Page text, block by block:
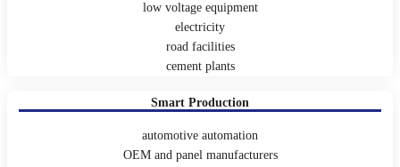
low voltage equipment
electricity
road facilities
cement plants
Smart Production
automotive automation
OEM and panel manufacturers